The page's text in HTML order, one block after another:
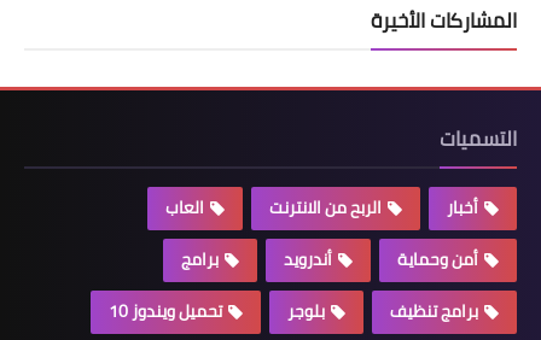
المشاركات الأخيرة
التسميات
أخبار الربح من الانترنت
العاب
أمن وحماية
أندرويد
برامج
برامج تنظيف
بلوجر
تحميل ويندوز 10